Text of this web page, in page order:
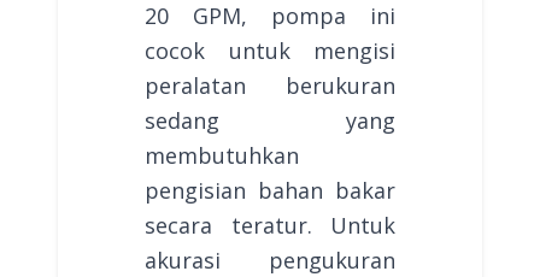
20 GPM, pompa ini
cocok untuk mengisi
peralatan berukuran
sedang yang
membutuhkan
pengisian bahan bakar
secara teratur. Untuk
akurasi pengukuran